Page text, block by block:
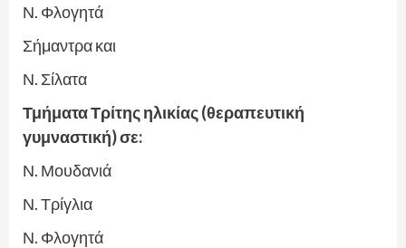
Ν. Φλογητά
Σήμαντρα και
Ν. Σίλατα
Τμήματα Τρίτης ηλικίας (θεραπευτική
γυμναστική) σε:
Ν. Μουδανιά
Ν. Τρίγλια
Ν. Φλογητά